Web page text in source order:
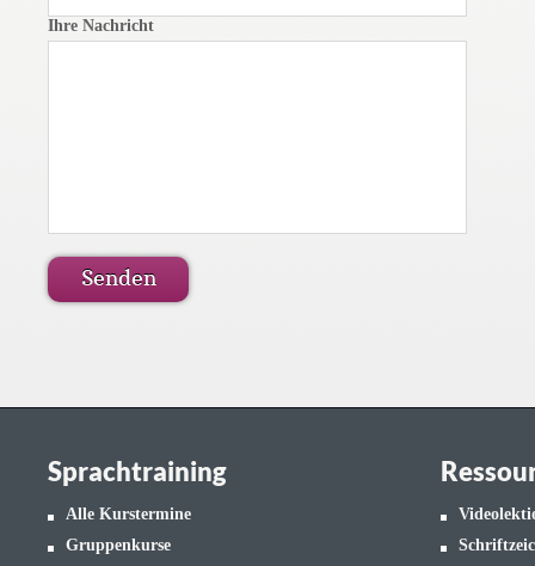
Ihre Nachricht
Sprachtraining
Alle Kurstermine
Gruppenkurse